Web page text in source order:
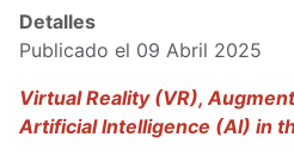
Detalles
Publicado el 09 Abril 2025
Virtual Reality (VR),
Artificial Intelligence (AI) in